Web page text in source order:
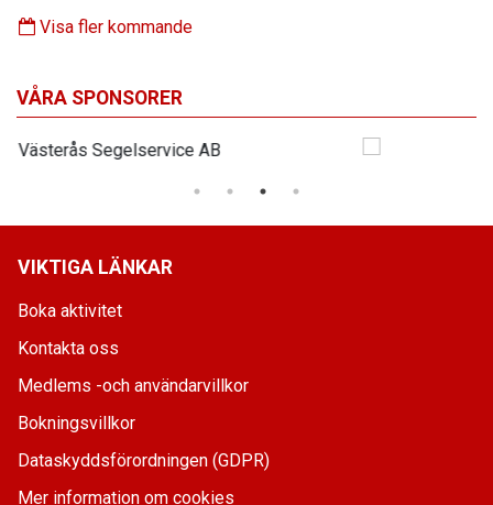
Visa fler kommande
VÅRA SPONSORER
VIKTIGA LÄNKAR
Boka aktivitet
Kontakta oss
Medlems -och användarvillkor
Bokningsvillkor
Dataskyddsförordningen (GDPR)
Mer information om cookies